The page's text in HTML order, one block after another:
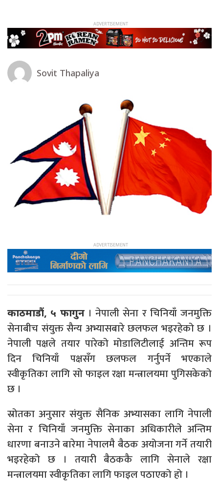
Sovit Thapaliya
काठमाडौं, ५ फागुन। नेपाली सेना र चिनियाँ जनमुक्ति
सेनाबीच संयुक्त सैन्य अभ्यासबारे छलफल भइरहेको छ ।
नेपाली पक्षले तयार पारेको मोडालिटीलाई अन्तिम रूप
दिन चिनियाँ पक्षसँग छलफल गर्नुपर्ने भएकाले
स्वीकृतिका लागि सो फाइल रक्षा मन्त्रालयमा पुगिसकेको
छ ।
स्रोतका अनुसार संयुक्त सैनिक अभ्यासका लागि नेपाली
सेना र चिनियाँ जनमुक्ति सेनाका अधिकारीले अन्तिम
धारणा बनाउने बारेमा नेपालमै बैठक अयोजना गर्ने तयारी
भइरहेको छ । तयारी बैठककै लागि सेनाले रक्षा
मन्त्रालयमा स्वीकृतिका लागि फाइल पठाएको हो ।